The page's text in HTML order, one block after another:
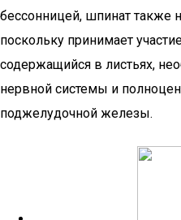
бессонницей, шпинат также
поскольку принимает
содержащийся в листьях,
нервной системы и
поджелудочной железы.